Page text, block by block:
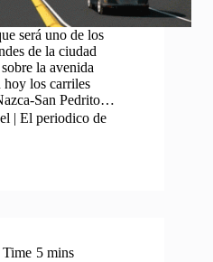
será uno de los
de la ciudad
la avenida
hoy los carriles
San Pedrito…
| El periodico de
Time 5 mins